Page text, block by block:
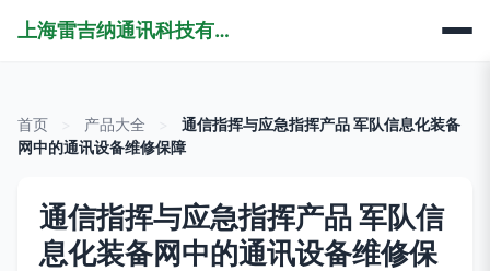
上海雷吉纳通讯科技有限公司
首页 产品大全
通信指挥与应急指挥产品 军队信息化装备
网中的通讯设备维修保障
通信指挥与应急指挥产品 军队信
息化装备网中的通讯设备维修保